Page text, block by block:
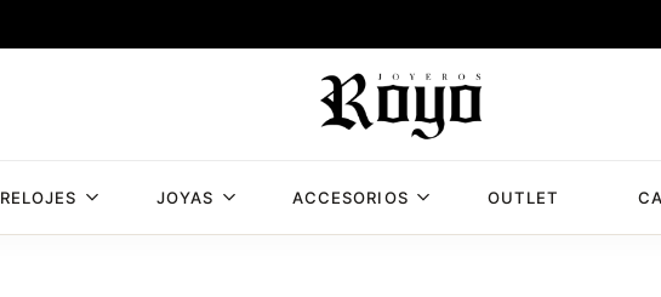
RELOJES JOYAS ACCESORIOS OUTLET